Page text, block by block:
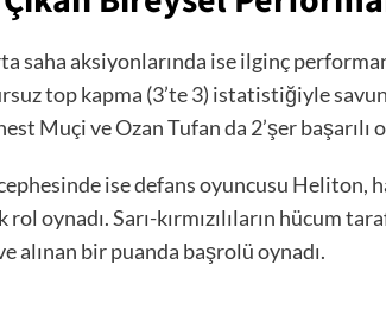
saha aksiyonlarında ise ilginç
top kapma (3’te 3) istatistiğiyle
Muçi ve Ozan Tufan da 2’şer başarılı
ise defans oyuncusu Heliton,
oynadı. Sarı-kırmızılıların hücum
alınan bir puanda başrolü oynadı.